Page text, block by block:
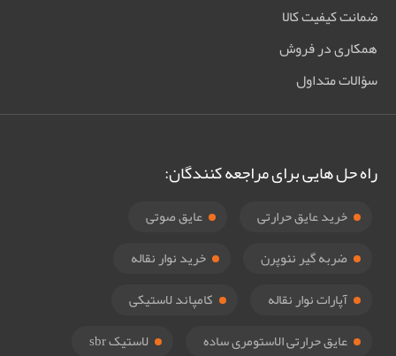
ضمانت کیفیت کالا
همکاری در فروش
سؤالات متداول
راه حل هایی برای مراجعه کنندگان:
خرید عایق حرارتی
عایق صوتی
ضربه گیر نئوپرن
خرید نوار نقاله
آپارات نوار نقاله
کامپاند لاستیکی
عایق حرارتی الاستومری ساده
لاستیک sbr